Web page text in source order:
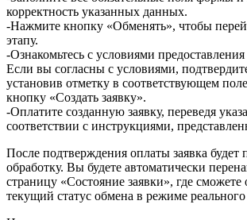
корректность указанных данных.
-Нажмите кнопку «Обменять», чтобы
этапу.
-Ознакомьтесь с условиями
Если вы согласны с условиями,
установив отметку в соответствующем
кнопку «Создать заявку».
-Оплатите созданную заявку, переведя
соответствии с инструкциями,
После подтверждения оплаты заявка будет
обработку. Вы будете автоматически
страницу «Состояние заявки», где сможете
текущий статус обмена в режиме